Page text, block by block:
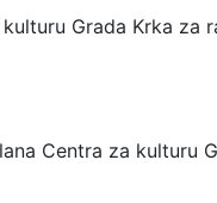
Grada Krka za
Centra za kulturu